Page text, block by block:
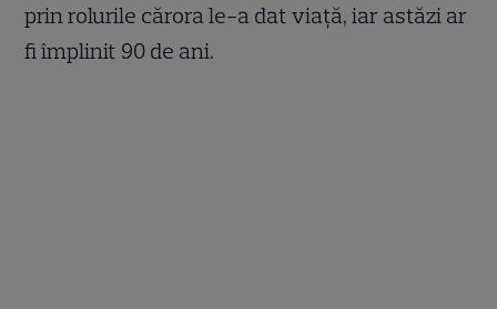
prin rolurile cărora le-a dat viață, iar astăzi ar
fi împlinit 90 de ani.